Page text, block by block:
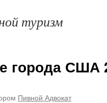
туризм
города США
Пивной Адвокат